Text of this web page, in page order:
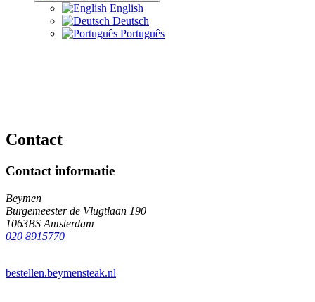
English
Deutsch
Português
Contact
Contact informatie
Beymen
Burgemeester de Vlugtlaan 190
1063BS Amsterdam
020 8915770
bestellen.beymensteak.nl